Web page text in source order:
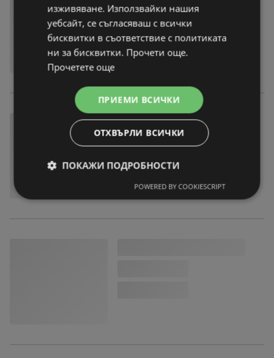
изживяване. Използвайки нашия
уебсайт, се съгласяваш с всички
бисквитки в съответствие с политиката
ни за бисквитки. Прочети още.
Прочетете още
ПРИЕМИ ВСИЧКИ
ОТХВЪРЛИ ВСИЧКИ
ПОКАЖИ ПОДРОБНОСТИ
POWERED BY COOKIESCRIPT